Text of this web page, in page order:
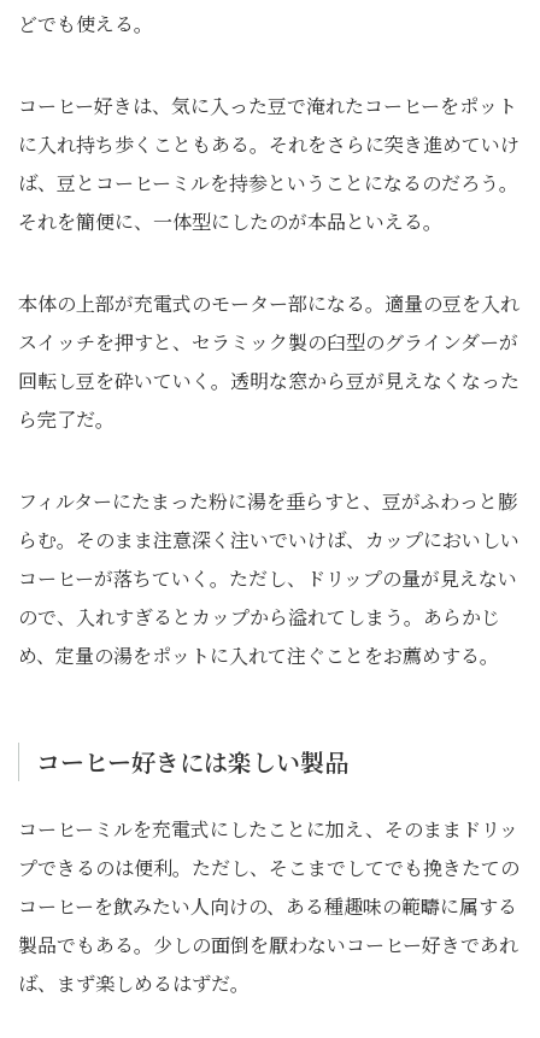
どでも使える。
コーヒー好きは、気に入った豆で淹れたコーヒーをポット
に入れ持ち歩くこともある。それをさらに突き進めていけ
ば、豆とコーヒーミルを持参ということになるのだろう。
それを簡便に、一体型にしたのが本品といえる。
本体の上部が充電式のモーター部になる。適量の豆を入れ
スイッチを押すと、セラミック製の臼型のグラインダーが
回転し豆を砕いていく。透明な窓から豆が見えなくなった
ら完了だ。
フィルターにたまった粉に湯を垂らすと、豆がふわっと膨
らむ。そのまま注意深く注いでいけば、カップにおいしい
コーヒーが落ちていく。ただし、ドリップの量が見えない
ので、入れすぎるとカップから溢れてしまう。あらかじ
め、定量の湯をポットに入れて注ぐことをお薦めする。
コーヒー好きには楽しい製品
コーヒーミルを充電式にしたことに加え、そのままドリッ
プできるのは便利。ただし、そこまでしてでも挽きたての
コーヒーを飲みたい人向けの、ある種趣味の範疇に属する
製品でもある。少しの面倒を厭わないコーヒー好きであれ
ば、まず楽しめるはずだ。